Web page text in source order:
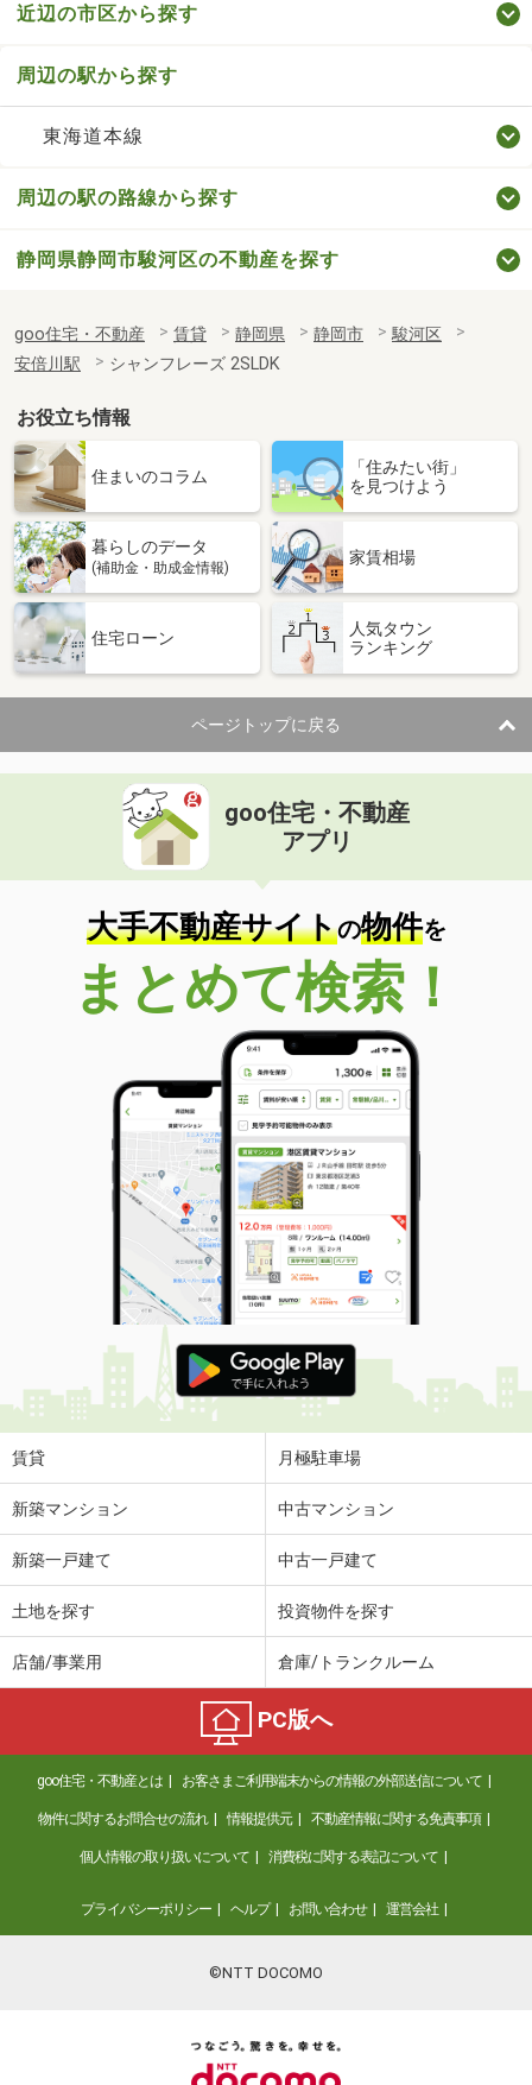
近辺の市区から探す
周辺の駅から探す
東海道本線
周辺の駅の路線から探す
静岡県静岡市駿河区の不動産を探す
goo住宅・不動産 賃貸 静岡県 静岡市
駿河区
安倍川駅
シャンフレーズ 2SLDK
お役立ち情報
住まいのコラム
「住みたい街」
を見つけよう
暮らしのデータ
(補助金・助成金情報)
家賃相場
住宅ローン
人気タウン
ランキング
ページトップに戻る
goo住宅・不動産
アプリ
大手不動産サイトの物件を
まとめて検索！
賃貸 月極駐車場
新築マンション 中古マンション
新築一戸建て 中古一戸建て
土地を探す 投資物件を探す
店舗/事業用 倉庫/トランクルーム
PC版へ
goo住宅・不動産とは お客さまご利用端末からの情報の外部送信について
物件に関するお問合せの流れ 情報提供元 不動産情報に関する免責事項
個人情報の取り扱いについて 消費税に関する表記について
プライバシーポリシー ヘルプ お問い合わせ 運営会社
©NTT DOCOMO